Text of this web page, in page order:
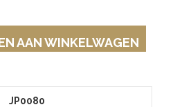
AAN WINKELWAGEN
JP0080